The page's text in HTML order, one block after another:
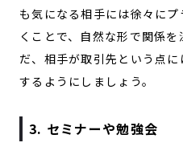
も気になる相手には徐々に
くことで、自然な形で関係
だ、相手が取引先という点
するようにしましょう。
3. セミナーや勉強会